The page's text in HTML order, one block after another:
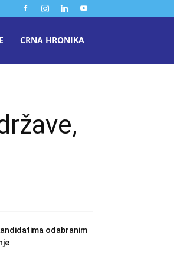
CRNA HRONIKA
odabranim